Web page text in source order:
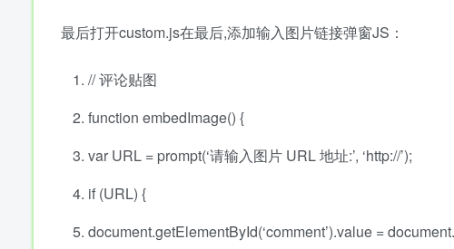
最后打开custom.js在最后,添加输入图片链接弹窗JS：
// 评论贴图
function embedImage() {
var URL = prompt(‘请输入图片 URL 地址:’, ‘http://’);
if (URL) {
document.getElementById(‘comment’).value =